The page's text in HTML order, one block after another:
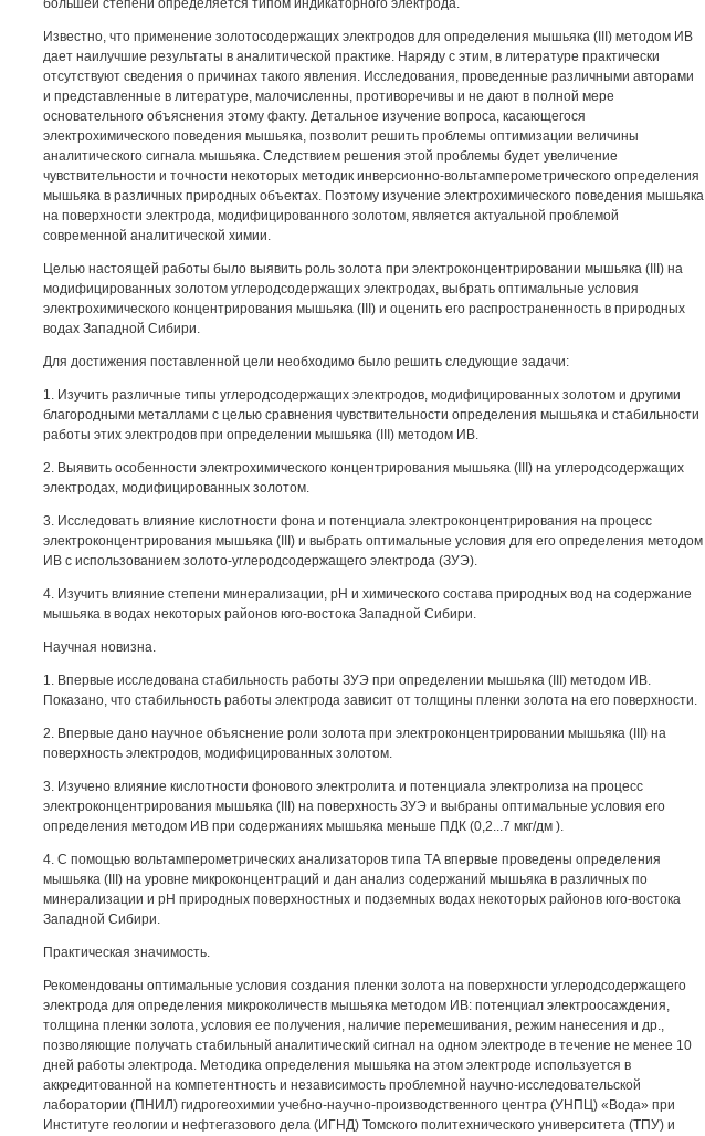
большей степени определяется типом индикаторного электрода.
Известно, что применение золотосодержащих электродов для определения мышьяка (III) методом ИВ
дает наилучшие результаты в аналитической практике. Наряду с этим, в литературе практически
отсутствуют сведения о причинах такого явления. Исследования, проведенные различными авторами
и представленные в литературе, малочисленны, противоречивы и не дают в полной мере
основательного объяснения этому факту. Детальное изучение вопроса, касающегося
электрохимического поведения мышьяка, позволит решить проблемы оптимизации величины
аналитического сигнала мышьяка. Следствием решения этой проблемы будет увеличение
чувствительности и точности некоторых методик инверсионно-вольтамперометрического определения
мышьяка в различных природных объектах. Поэтому изучение электрохимического поведения мышьяка
на поверхности электрода, модифицированного золотом, является актуальной проблемой
современной аналитической химии.
Целью настоящей работы было выявить роль золота при электроконцентрировании мышьяка (III) на
модифицированных золотом углеродсодержащих электродах, выбрать оптимальные условия
электрохимического концентрирования мышьяка (III) и оценить его распространенность в природных
водах Западной Сибири.
Для достижения поставленной цели необходимо было решить следующие задачи:
1. Изучить различные типы углеродсодержащих электродов, модифицированных золотом и другими
благородными металлами с целью сравнения чувствительности определения мышьяка и стабильности
работы этих электродов при определении мышьяка (III) методом ИВ.
2. Выявить особенности электрохимического концентрирования мышьяка (III) на углеродсодержащих
электродах, модифицированных золотом.
3. Исследовать влияние кислотности фона и потенциала электроконцентрирования на процесс
электроконцентрирования мышьяка (III) и выбрать оптимальные условия для его определения методом
ИВ с использованием золото-углеродсодержащего электрода (ЗУЭ).
4. Изучить влияние степени минерализации, pH и химического состава природных вод на содержание
мышьяка в водах некоторых районов юго-востока Западной Сибири.
Научная новизна.
1. Впервые исследована стабильность работы ЗУЭ при определении мышьяка (III) методом ИВ.
Показано, что стабильность работы электрода зависит от толщины пленки золота на его поверхности.
2. Впервые дано научное объяснение роли золота при электроконцентрировании мышьяка (III) на
поверхность электродов, модифицированных золотом.
3. Изучено влияние кислотности фонового электролита и потенциала электролиза на процесс
электроконцентрирования мышьяка (III) на поверхность ЗУЭ и выбраны оптимальные условия его
определения методом ИВ при содержаниях мышьяка меньше ПДК (0,2...7 мкг/дм ).
4. С помощью вольтамперометрических анализаторов типа ТА впервые проведены определения
мышьяка (III) на уровне микроконцентраций и дан анализ содержаний мышьяка в различных по
минерализации и pH природных поверхностных и подземных водах некоторых районов юго-востока
Западной Сибири.
Практическая значимость.
Рекомендованы оптимальные условия создания пленки золота на поверхности углеродсодержащего
электрода для определения микроколичеств мышьяка методом ИВ: потенциал электроосаждения,
толщина пленки золота, условия ее получения, наличие перемешивания, режим нанесения и др.,
позволяющие получать стабильный аналитический сигнал на одном электроде в течение не менее 10
дней работы электрода. Методика определения мышьяка на этом электроде используется в
аккредитованной на компетентность и независимость проблемной научно-исследовательской
лаборатории (ПНИЛ) гидрогеохимии учебно-научно-производственного центра (УНПЦ) «Вода» при
Институте геологии и нефтегазового дела (ИГНД) Томского политехнического университета (ТПУ) и